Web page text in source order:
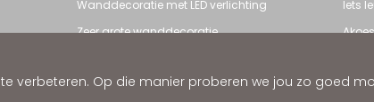
verbeteren. Op die manier proberen we jou zo goed
Wanddecoratie met LED verlichting
Zeer grote wanddecoratie
Iets